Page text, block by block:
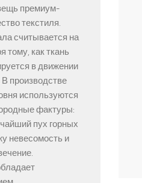
премиум-
текстиля.
считывается на
тому, как ткань
в движении
производстве
используются
фактуры:
пух горных
невесомость и